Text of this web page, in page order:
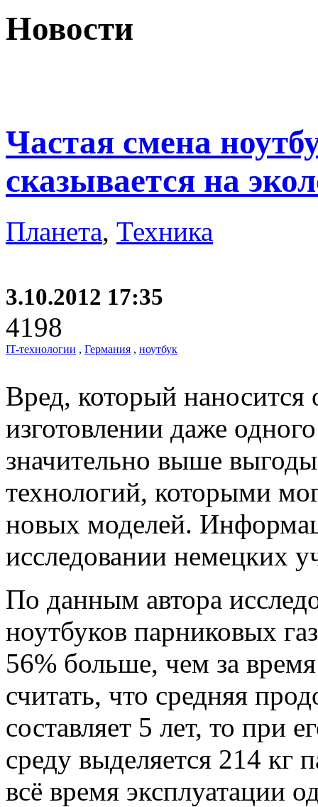
Новости
Частая смена
сказывается на
Планета, Техника
3.10.2012 17:35
4198
IT-технологии , Германия , ноутбук
Вред, который
изготовлении даже
значительно выше
технологий, которыми
новых моделей.
исследовании немецких
По данным автора
ноутбуков парниковых
56% больше, чем за
считать, что средняя
составляет 5 лет, то при
среду выделяется 214 кг
всё время эксплуатации